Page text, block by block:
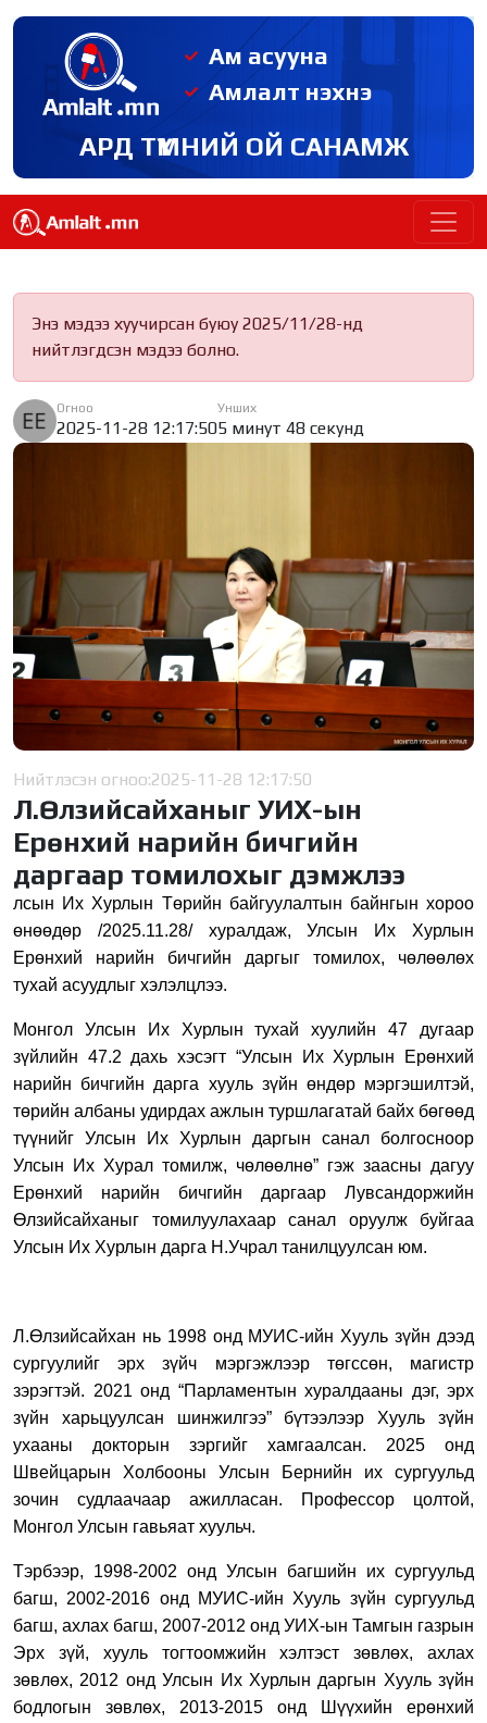
Ам асууна
Амлалт нэхнэ
АРД ТҮМНИЙ ОЙ САНАМЖ
Энэ мэдээ хуучирсан буюу 2025/11/28-нд
нийтлэгдсэн мэдээ болно.
Огноо
2025-11-28 12:17:50
Унших
5 минут 48 секунд
Нийтлэсэн огноо:2025-11-28 12:17:50
Л.Өлзийсайханыг УИХ-ын
Ерөнхий нарийн бичгийн
даргаар томилохыг дэмжлээ
лсын Их Хурлын Төрийн байгуулалтын байнгын хороо
өнөөдөр /2025.11.28/ хуралдаж, Улсын Их Хурлын
Ерөнхий нарийн бичгийн даргыг томилох, чөлөөлөх
тухай асуудлыг хэлэлцлээ.
Монгол Улсын Их Хурлын тухай хуулийн 47 дугаар
зүйлийн 47.2 дахь хэсэгт “Улсын Их Хурлын Ерөнхий
нарийн бичгийн дарга хууль зүйн өндөр мэргэшилтэй,
төрийн албаны удирдах ажлын туршлагатай байх бөгөөд
түүнийг Улсын Их Хурлын даргын санал болгосноор
Улсын Их Хурал томилж, чөлөөлнө” гэж заасны дагуу
Ерөнхий нарийн бичгийн даргаар Лувсандоржийн
Өлзийсайханыг томилуулахаар санал оруулж буйгаа
Улсын Их Хурлын дарга Н.Учрал танилцуулсан юм.
Л.Өлзийсайхан нь 1998 онд МУИС-ийн Хууль зүйн дээд
сургуулийг эрх зүйч мэргэжлээр төгссөн, магистр
зэрэгтэй. 2021 онд “Парламентын хуралдааны дэг, эрх
зүйн харьцуулсан шинжилгээ”бүтээлээр Хууль зүйн
ухааны докторын зэргийг хамгаалсан. 2025 онд
Швейцарын Холбооны Улсын Бернийн их сургуульд
зочин судлаачаар ажилласан. Профессор цолтой,
Монгол Улсын гавьяат хуульч.
Тэрбээр, 1998-2002 онд Улсын багшийн их сургуульд
багш, 2002-2016 онд МУИС-ийн Хууль зүйн сургуульд
багш, ахлах багш, 2007-2012 онд УИХ-ын Тамгын газрын
Эрх зүй, хууль тогтоомжийн хэлтэст зөвлөх, ахлах
зөвлөх, 2012 онд Улсын Их Хурлын даргын Хууль зүйн
бодлогын зөвлөх, 2013-2015 онд Шүүхийн ерөнхий